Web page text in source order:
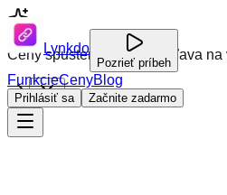
Ceny spustenia: Až 30% zľava
Lynkdo
Pozrieť príbeh
FunkcieCenyBlog
Prihlásiť sa Začnite zadarmo